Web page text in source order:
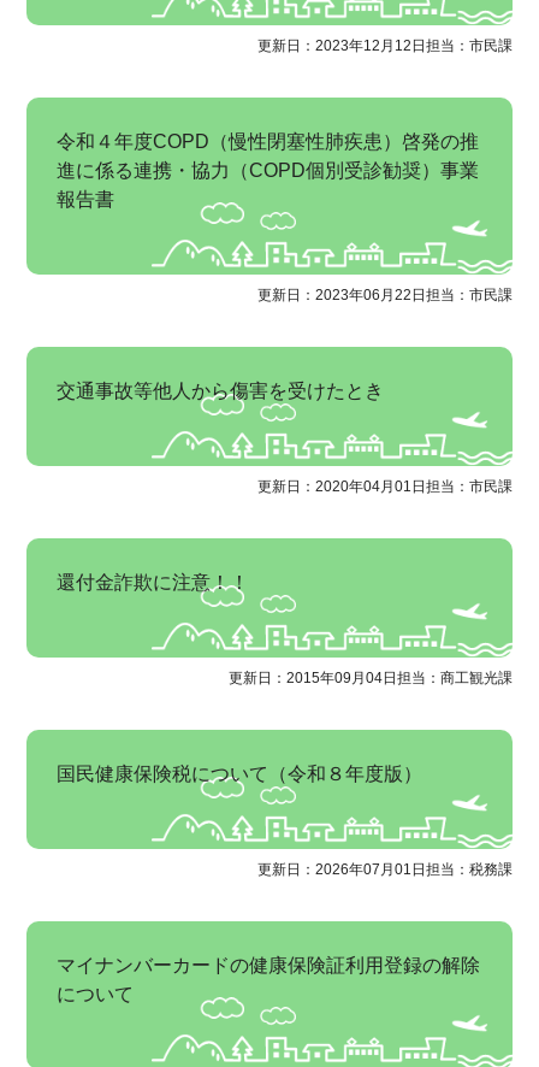
更新日：2023年12月12日 担当：市民課
令和４年度COPD（慢性閉塞性肺疾患）啓発の推
進に係る連携・協力（COPD個別受診勧奨）事業
報告書
更新日：2023年06月22日 担当：市民課
交通事故等他人から傷害を受けたとき
更新日：2020年04月01日 担当：市民課
還付金詐欺に注意！！
更新日：2015年09月04日 担当：商工観光課
国民健康保険税について（令和８年度版）
更新日：2026年07月01日 担当：税務課
マイナンバーカードの健康保険証利用登録の解除
について